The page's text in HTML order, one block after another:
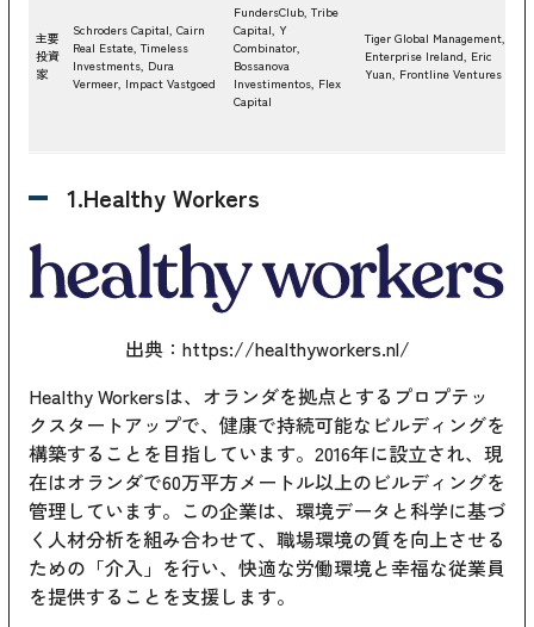
主要
投資
家
Schroders Capital, Cairn
Real Estate, Timeless
Investments, Dura
Vermeer, Impact Vastgoed
FundersClub, Tribe
Capital, Y
Combinator,
Bossanova
Investimentos, Flex
Capital
Tiger Global Management,
Enterprise Ireland, Eric
Yuan, Frontline Ventures
1.Healthy Workers
出典： https://healthyworkers.nl/
Healthy Workersは、オランダを拠点とするプロプテッ
クスタートアップで、健康で持続可能なビルディングを
構築することを目指しています。2016年に設立され、現
在はオランダで60万平方メートル以上のビルディングを
管理しています。この企業は、環境データと科学に基づ
く人材分析を組み合わせて、職場環境の質を向上させる
ための「介入」を行い、快適な労働環境と幸福な従業員
を提供することを支援します。